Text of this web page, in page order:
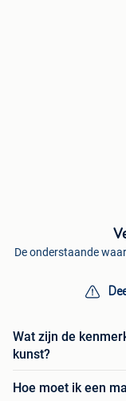
De onderstaande
Wat zijn de
kunst?
Hoe moet ik een